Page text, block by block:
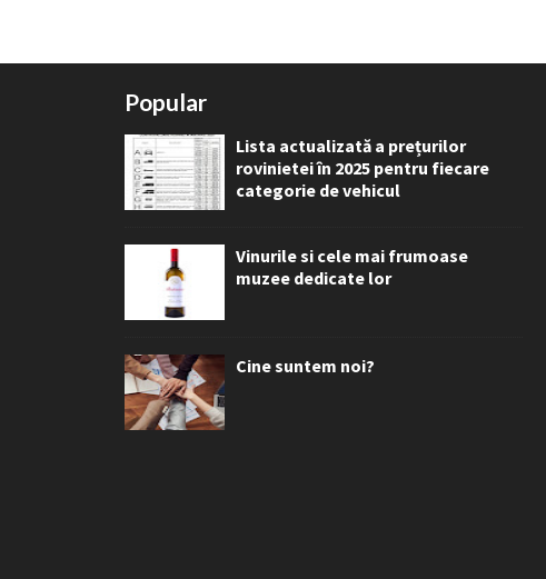
Popular
Lista actualizată a prețurilor
rovinietei în 2025 pentru fiecare
categorie de vehicul
Vinurile si cele mai frumoase
muzee dedicate lor
Cine suntem noi?